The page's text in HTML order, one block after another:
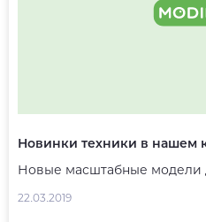
Новинки техники в нашем
Новые масштабные модели
22.03.2019